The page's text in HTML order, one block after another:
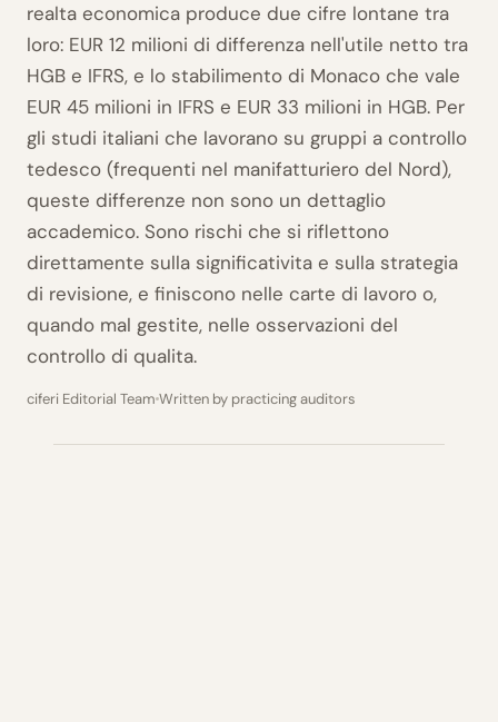
realta economica produce due cifre lontane tra
loro: EUR 12 milioni di differenza nell'utile netto tra
HGB e IFRS, e lo stabilimento di Monaco che vale
EUR 45 milioni in IFRS e EUR 33 milioni in HGB. Per
gli studi italiani che lavorano su gruppi a controllo
tedesco (frequenti nel manifatturiero del Nord),
queste differenze non sono un dettaglio
accademico. Sono rischi che si riflettono
direttamente sulla significativita e sulla strategia
di revisione, e finiscono nelle carte di lavoro o,
quando mal gestite, nelle osservazioni del
controllo di qualita.
ciferi Editorial Team Written by practicing auditors